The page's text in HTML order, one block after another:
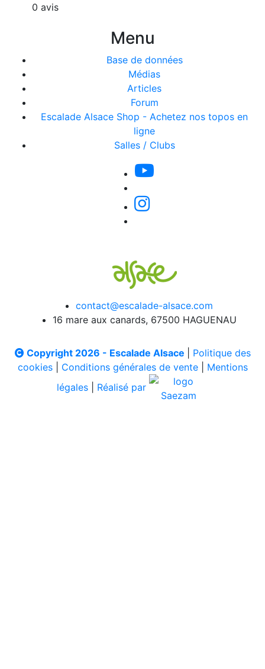
0 avis
Menu
Base de données
Médias
Articles
Forum
Escalade Alsace Shop - Achetez nos topos en
ligne
Salles / Clubs
contact@escalade-alsace.com
16 mare aux canards, 67500 HAGUENAU
Copyright 2026 - Escalade Alsace
Politique des
cookies| Conditions générales de vente| Mentions
légales
Réalisé par